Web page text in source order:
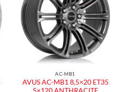
AC-MB1
AVUS AC-MB1 8,5×20 ET35